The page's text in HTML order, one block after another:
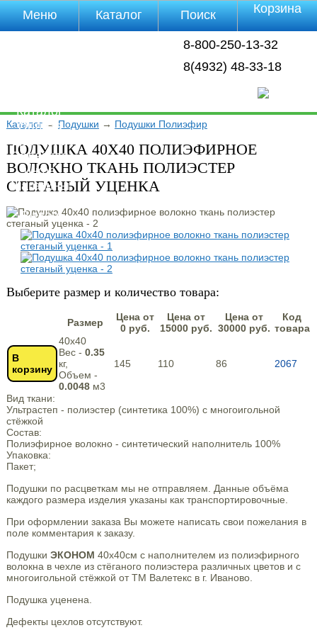
8-800-250-13-32
8(4932) 48-33-18
Каталог→ Подушки → Подушки Полиэфир
ПОДУШКА 40Х40 ПОЛИЭФИРНОЕ
ВОЛОКНО ТКАНЬ ПОЛИЭСТЕР
СТЕГАНЫЙ УЦЕНКА
Выберите размер и количество товара:
Размер
Цена от
0 руб.
Цена от
15000 руб.
Цена от
30000 руб.
Код
товара
В
корзину
40х40
Вес - 0.35
кг,
Объем -
0.0048м3
145 110 86 2067
Вид ткани:
Ультрастеп - полиэстер (синтетика 100%) с многоигольной
стёжкой
Состав:
Полиэфирное волокно - синтетический наполнитель 100%
Упаковка:
Пакет;
Подушки по расцветкам мы не отправляем. Данные объёма
каждого размера изделия указаны как транспортировочные.
При оформлении заказа Вы можете написать свои пожелания в
поле комментария к заказу.
Подушки ЭКОНОМ 40х40см с наполнителем из полиэфирного
волокна в чехле из стёганого полиэстера различных цветов и с
многоигольной стёжкой от ТМ Валетекс в г. Иваново.
Подушка уценена.
Дефекты цехлов отсутствуют.
Меню
Каталог
Оплата
Доставка
Полезная
инфа
Магазины
Видео
Каталог Поиск Корзина